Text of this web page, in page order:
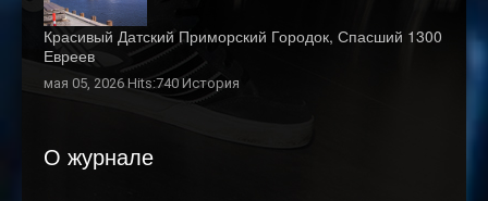
Красивый Датский Приморский Городок, Спасший 1300
Евреев
мая 05, 2026 Hits:740 История
О журнале